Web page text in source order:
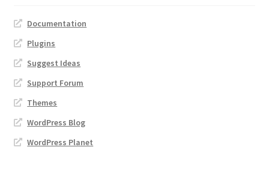
Documentation
Plugins
Suggest Ideas
Support Forum
Themes
WordPress Blog
WordPress Planet